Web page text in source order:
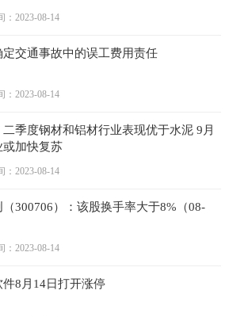
：2023-08-14
定交通事故中的误工费用责任
：2023-08-14
季度钢材和铝材行业表现优于水泥 9月
或加快复苏
：2023-08-14
（300706）：该股换手率大于8%（08-
：2023-08-14
件8月14日打开涨停